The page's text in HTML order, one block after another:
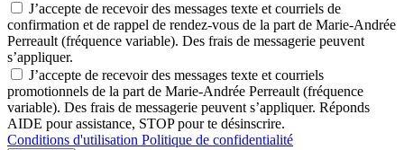
J’accepte de recevoir des messages texte et courriels de
confirmation et de rappel de rendez-vous de la part de Marie-Andrée
Perreault (fréquence variable). Des frais de messagerie peuvent
s’appliquer.
J’accepte de recevoir des messages texte et courriels
promotionnels de la part de Marie-Andrée Perreault (fréquence
variable). Des frais de messagerie peuvent s’appliquer. Réponds
AIDE pour assistance, STOP pour te désinscrire.
Conditions d'utilisation Politique de confidentialité